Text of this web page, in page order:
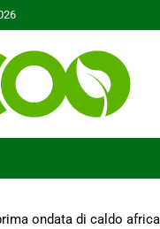
ondata di caldo